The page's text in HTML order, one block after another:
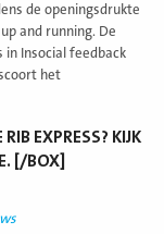
de openingsdrukte
and running. De
Insocial feedback
het
EXPRESS? KIJK
[/BOX]